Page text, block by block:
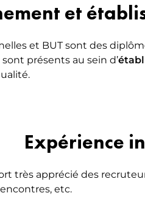
et
et BUT sont des
sont présents au sein d’
Expérience
très apprécié des
etc.